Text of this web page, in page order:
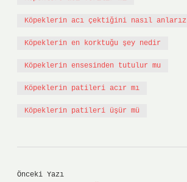
Köpeklerin acı çektiğini nasıl anlarız
Köpeklerin en korktuğu şey nedir
Köpeklerin ensesinden tutulur mu
Köpeklerin patileri acır mı
Köpeklerin patileri üşür mü
Önceki Yazı